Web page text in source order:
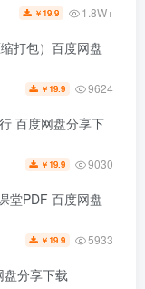
￥ 19.9 1.8W+
打包）百度网盘
￥ 19.9 9624
百度网盘分享下
￥ 19.9 9030
堂PDF 百度网盘
￥ 19.9 5933
盘分享下载